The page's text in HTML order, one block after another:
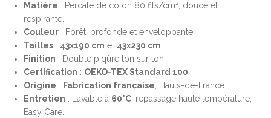
Matière : Percale de coton 80 fils/cm², douce et
respirante.
Couleur: Forêt, profonde et enveloppante.
Tailles: 43x190 cm et 43x230 cm
Finition : Double piqûre ton sur ton.
Certification : OEKO-TEX Standard 100
Origine : Fabrication française , Hauts-de-France.
Entretien : Lavable à 60°C, repassage haute température,
Easy Care.